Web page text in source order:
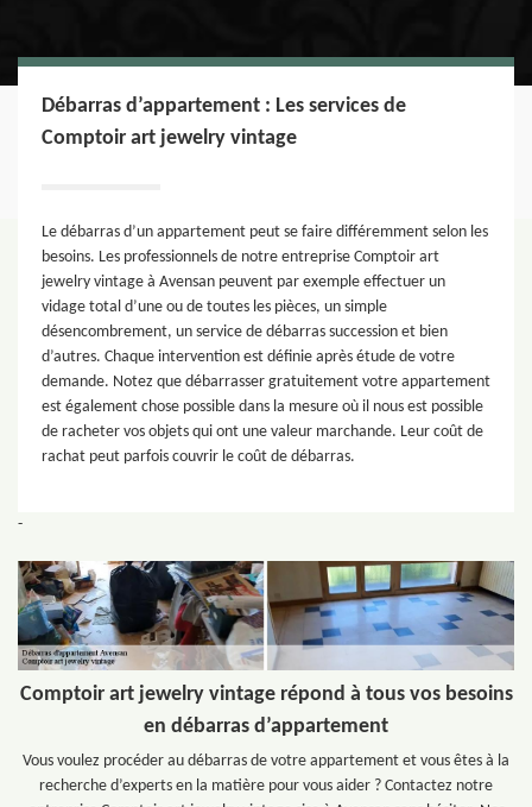
Débarras d’appartement : Les services de
Comptoir art jewelry vintage
Le débarras d’un appartement peut se faire différemment selon les
besoins. Les professionnels de notre entreprise Comptoir art
jewelry vintage à Avensan peuvent par exemple effectuer un
vidage total d’une ou de toutes les pièces, un simple
désencombrement, un service de débarras succession et bien
d’autres. Chaque intervention est définie après étude de votre
demande. Notez que débarrasser gratuitement votre appartement
est également chose possible dans la mesure où il nous est possible
de racheter vos objets qui ont une valeur marchande. Leur coût de
rachat peut parfois couvrir le coût de débarras.
-
Comptoir art jewelry vintage répond à tous vos besoins
en débarras d’appartement
Vous voulez procéder au débarras de votre appartement et vous êtes à la
recherche d’experts en la matière pour vous aider ? Contactez notre